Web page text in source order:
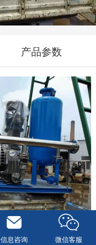
产品参数
信息咨询 微信客服